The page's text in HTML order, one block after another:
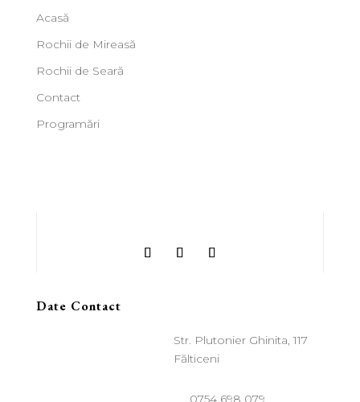
Acasă
Rochii de Mireasă
Rochii de Seară
Contact
Programări
Date Contact
Str. Plutonier Ghinita, 117
Fălticeni
0754 698 079